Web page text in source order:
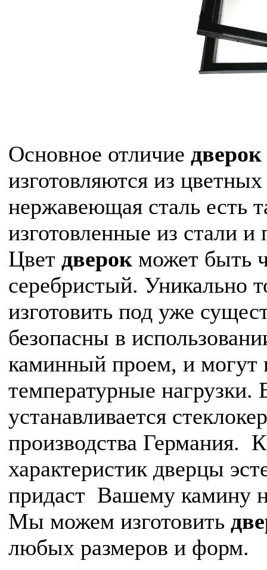
Основное отличие дверок
изготовляются из
нержавеющая сталь есть
изготовленные из стали
Цвет дверок может быть
серебристый. Уникально
изготовить под уже
безопасны в
каминный проем, и могут
температурные
устанавливается
производства Германия.
характеристик дверцы
придаст Вашему камину
Мы можем изготовить
любых размеров и форм.